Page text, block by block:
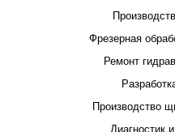
Фрезерная
Ремонт
Производство
Диагностик